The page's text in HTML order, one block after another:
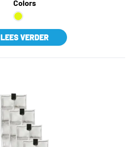
Colors
LEES VERDER